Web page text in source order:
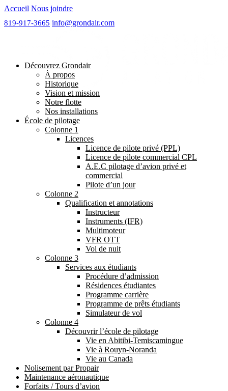
Accueil Nous joindre
info@grondair.com
Découvrez Grondair
À propos
Historique
Vision et mission
Notre flotte
Nos installations
École de pilotage
Colonne 1
Licences
Licence de pilote privé (PPL)
Licence de pilote commercial CPL
A.E.C pilotage d’avion privé et
commercial
Pilote d’un jour
Colonne 2
Qualification et annotations
Instructeur
Instruments (IFR)
Multimoteur
VFR OTT
Vol de nuit
Colonne 3
Services aux étudiants
Procédure d’admission
Résidences étudiantes
Programme carrière
Programme de prêts étudiants
Simulateur de vol
Colonne 4
Découvrir l’école de pilotage
Vie en Abitibi-Temiscamingue
Vie à Rouyn-Noranda
Vie au Canada
Nolisement par Propair
Maintenance aéronautique
Forfaits / Tours d’avion